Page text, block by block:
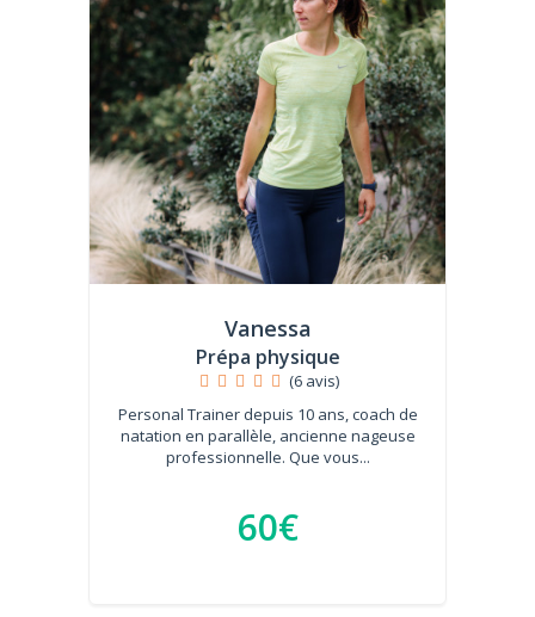
Vanessa
Prépa physique
(6 avis)
Personal Trainer depuis 10 ans, coach de
natation en parallèle, ancienne nageuse
professionnelle. Que vous...
60€